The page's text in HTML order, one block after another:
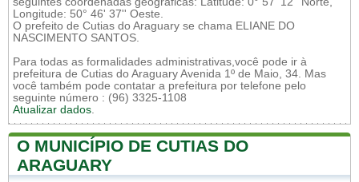
Longitude: 50° 46' 37'' Oeste.
O prefeito de Cutias do Araguary se chama ELIANE DO
NASCIMENTO SANTOS.
Para todas as formalidades administrativas,você pode ir à
prefeitura de Cutias do Araguary Avenida 1º de Maio, 34. Mas
você também pode contatar a prefeitura por telefone pelo
seguinte número : (96) 3325-1108
Atualizar dados.
O MUNICÍPIO DE CUTIAS DO
ARAGUARY